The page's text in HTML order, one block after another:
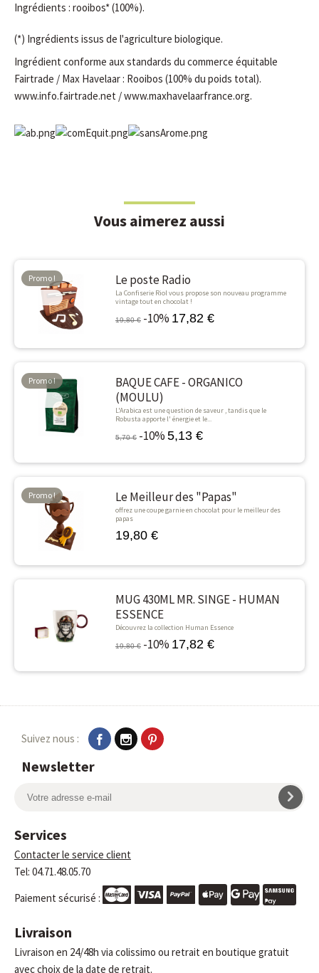
Ingrédients : rooibos* (100%).
(*) Ingrédients issus de l'agriculture biologique.
Ingrédient conforme aux standards du commerce équitable
Fairtrade / Max Havelaar : Rooibos (100% du poids total).
www.info.fairtrade.net / www.maxhavelaarfrance.org.
Vous aimerez aussi
Le poste Radio
La Confiserie Riol vous propose son nouveau programme
vintage tout en chocolat !
19,80 € -10% 17,82 €
Promo !
-10%
BAQUE CAFE - ORGANICO
(MOULU)
L'Arabica est une question de saveur , tandis que le
Robusta apporte l' énergie et le...
5,70 € -10% 5,13 €
Promo !
-10%
Le Meilleur des "Papas"
offrez une coupe garnie en chocolat pour le meilleur des
papas
19,80 €
Promo !
MUG 430ML MR. SINGE - HUMAN
ESSENCE
Découvrez la collection Human Essence
19,80 € -10% 17,82 €
Suivez nous :
Newsletter
Services
Contacter le service client
Tel: 04.71.48.05.70
Paiement sécurisé :
Livraison
Livraison en 24/48h via colissimo ou retrait en boutique gratuit
avec choix de la date de retrait.